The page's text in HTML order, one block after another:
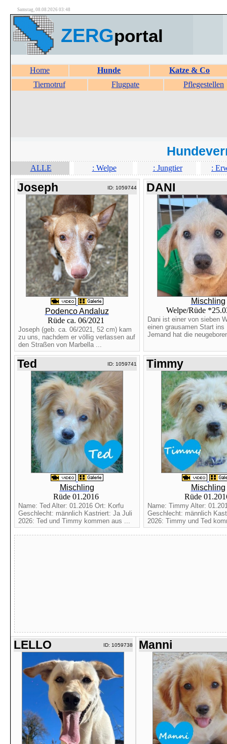
Samstag, 08.08.2026 03:48
ZERGportal
Home Hunde
Katze & Co
Tiernotruf
Flugpate Pflegestellen
ALLE : Welpe : Jungtier :
Joseph ID: 1059744
Podenco Andaluz
Rüde ca. 06/2021
Joseph (geb. ca. 06/2021, 52 cm) kam
zu uns, nachdem er völlig verlassen auf
den Straßen von Marbella ...
DANI
Mischling
Welpe/Rüde
Dani ist einer von sieben
einen grausamen Start ins
Jemand hat die
Ted ID: 1059741
Mischling
Rüde 01.2016
Name: Ted Alter: 01.2016 Ort: Korfu
Geschlecht: männlich Kastriert: Ja Juli
2026: Ted und Timmy kommen aus ...
Timmy
Mischling
Rüde
Name: Timmy Alter:
Geschlecht: männlich
2026: Timmy und Ted
LELLO ID: 1059738 Manni